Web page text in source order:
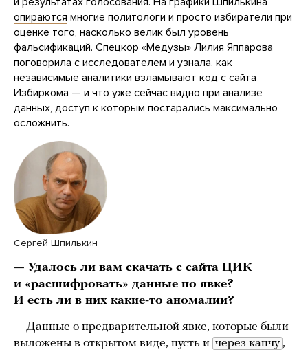
опираются многие политологи и просто избиратели при
оценке того, насколько велик был уровень
фальсификаций. Спецкор «Медузы» Лилия Яппарова
поговорила с исследователем и узнала, как
независимые аналитики взламывают код с сайта
Избиркома — и что уже сейчас видно при анализе
данных, доступ к которым постарались максимально
осложнить.
Сергей Шпилькин
— Удалось ли вам скачать с сайта ЦИК
и «расшифровать» данные по явке?
И есть ли в них какие-то аномалии?
— Данные о предварительной явке, которые были
выложены в открытом виде, пусть и через капчу ,